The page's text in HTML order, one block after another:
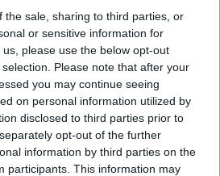
the sale, sharing to third parties, or
or sensitive information for
please use the below opt-out
Please note that after your
you may continue seeing
on personal information utilized by
disclosed to third parties prior to
opt-out of the further
information by third parties on the
participants. This information may
Μυστράς: Παθολογικά